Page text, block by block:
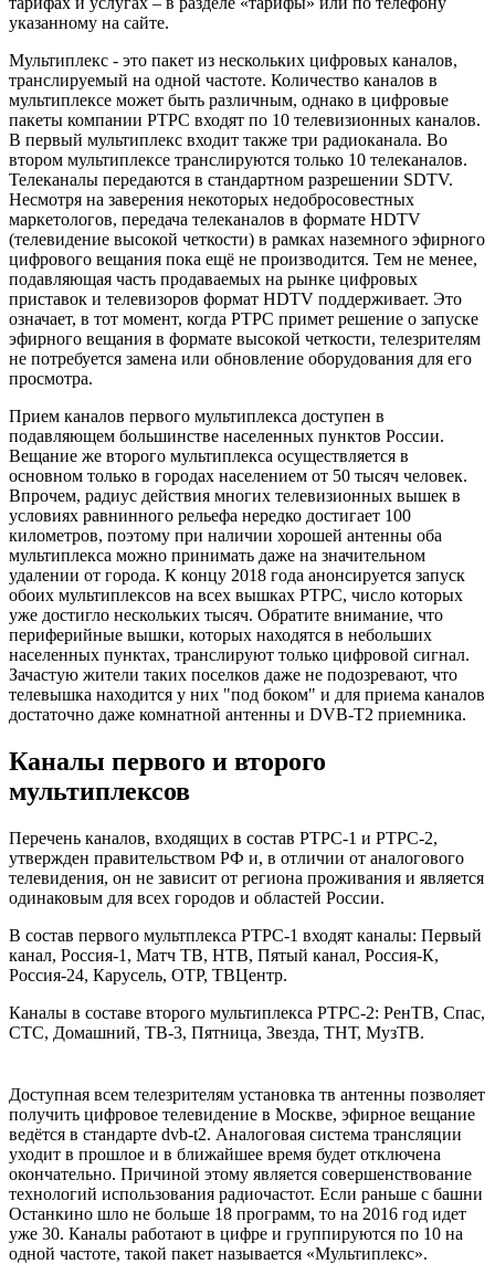
указанному на сайте.
Мультиплекс - это пакет из нескольких цифровых каналов,
транслируемый на одной частоте. Количество каналов в
мультиплексе может быть различным, однако в цифровые
пакеты компании РТРС входят по 10 телевизионных каналов.
В первый мультиплекс входит также три радиоканала. Во
втором мультиплексе транслируются только 10 телеканалов.
Телеканалы передаются в стандартном разрешении SDTV.
Несмотря на заверения некоторых недобросовестных
маркетологов, передача телеканалов в формате HDTV
(телевидение высокой четкости) в рамках наземного эфирного
цифрового вещания пока ещё не производится. Тем не менее,
подавляющая часть продаваемых на рынке цифровых
приставок и телевизоров формат HDTV поддерживает. Это
означает, в тот момент, когда РТРС примет решение о запуске
эфирного вещания в формате высокой четкости, телезрителям
не потребуется замена или обновление оборудования для его
просмотра.
Прием каналов первого мультиплекса доступен в
подавляющем большинстве населенных пунктов России.
Вещание же второго мультиплекса осуществляется в
основном только в городах населением от 50 тысяч человек.
Впрочем, радиус действия многих телевизионных вышек в
условиях равнинного рельефа нередко достигает 100
километров, поэтому при наличии хорошей антенны оба
мультиплекса можно принимать даже на значительном
удалении от города. К концу 2018 года анонсируется запуск
обоих мультиплексов на всех вышках РТРС, число которых
уже достигло нескольких тысяч. Обратите внимание, что
периферийные вышки, которых находятся в небольших
населенных пунктах, транслируют только цифровой сигнал.
Зачастую жители таких поселков даже не подозревают, что
телевышка находится у них "под боком" и для приема каналов
достаточно даже комнатной антенны и DVB-T2 приемника.
Каналы первого и второго
мультиплексов
Перечень каналов, входящих в состав РТРС-1 и РТРС-2,
утвержден правительством РФ и, в отличии от аналогового
телевидения, он не зависит от региона проживания и является
одинаковым для всех городов и областей России.
В состав первого мультплекса РТРС-1 входят каналы: Первый
канал, Россия-1, Матч ТВ, НТВ, Пятый канал, Россия-К,
Россия-24, Карусель, ОТР, ТВЦентр.
Каналы в составе второго мультиплекса РТРС-2: РенТВ, Спас,
СТС, Домашний, ТВ-3, Пятница, Звезда, ТНТ, МузТВ.
Доступная всем телезрителям установка тв антенны позволяет
получить цифровое телевидение в Москве, эфирное вещание
ведётся в стандарте dvb-t2. Аналоговая система трансляции
уходит в прошлое и в ближайшее время будет отключена
окончательно. Причиной этому является совершенствование
технологий использования радиочастот. Если раньше с башни
Останкино шло не больше 18 программ, то на 2016 год идет
уже 30. Каналы работают в цифре и группируются по 10 на
одной частоте, такой пакет называется «Мультиплекс».